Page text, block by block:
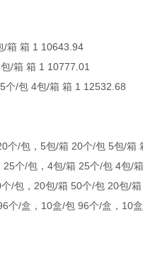
/箱 箱 1 10643.94
/箱 箱 1 10777.01
个/包 4包/箱 箱 1 12532.68
个/包，5包/箱 20个/包 5包/箱
个/包，4包/箱 25个/包 4包/
/包，20包/箱 50个/包 20包/
个/盒，10盒/包 96个/盒，10